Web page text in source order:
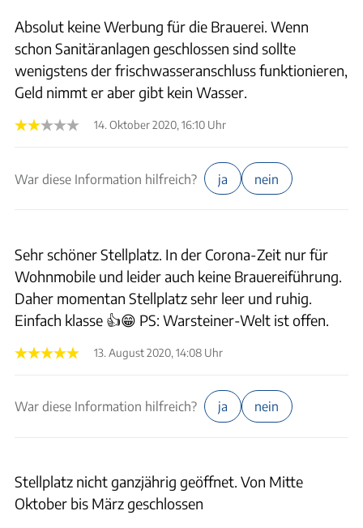
Absolut keine Werbung für die Brauerei. Wenn
schon Sanitäranlagen geschlossen sind sollte
wenigstens der frischwasseranschluss funktionieren,
Geld nimmt er aber gibt kein Wasser.
14. Oktober 2020, 16:10 Uhr
War diese Information hilfreich? ja nein
Sehr schöner Stellplatz. In der Corona-Zeit nur für
Wohnmobile und leider auch keine Brauereiführung.
Daher momentan Stellplatz sehr leer und ruhig.
Einfach klasse 👍😁 PS: Warsteiner-Welt ist offen.
13. August 2020, 14:08 Uhr
War diese Information hilfreich? ja nein
Stellplatz nicht ganzjährig geöffnet. Von Mitte
Oktober bis März geschlossen